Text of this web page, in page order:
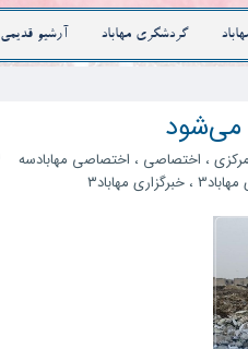
گردشگری مهاباد آرشیو قدیمی
می‌شود
، اختصاصی ، اختصاصی مهابادسه
،خبرگزاری مهاباد۳